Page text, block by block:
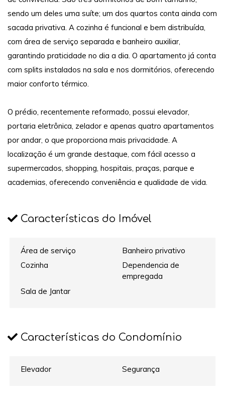
sendo um deles uma suíte; um dos quartos conta ainda com
sacada privativa. A cozinha é funcional e bem distribuída,
com área de serviço separada e banheiro auxiliar,
garantindo praticidade no dia a dia. O apartamento já conta
com splits instalados na sala e nos dormitórios, oferecendo
maior conforto térmico.
O prédio, recentemente reformado, possui elevador,
portaria eletrônica, zelador e apenas quatro apartamentos
por andar, o que proporciona mais privacidade. A
localização é um grande destaque, com fácil acesso a
supermercados, shopping, hospitais, praças, parque e
academias, oferecendo conveniência e qualidade de vida.
Características do Imóvel
Área de serviço
Banheiro privativo
Cozinha
Dependencia de
empregada
Sala de Jantar
Características do Condomínio
Elevador Segurança